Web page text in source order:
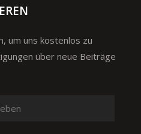
um uns kostenlos zu
über neue Beiträge